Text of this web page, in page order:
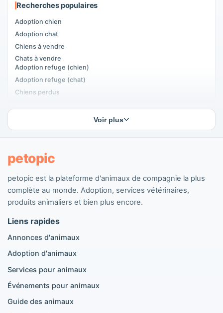
Recherches populaires
Adoption chien
Adoption chat
Chiens à vendre
Chats à vendre
Adoption refuge (chien)
Adoption refuge (chat)
Chiens perdus
Adoptants d'animaux
Chiens populaires
Annonces Maltipoo
Annonces Golden Retriever
Annonces Bouledogue Français
Annonces Chihuahua
Annonces Cane Corso
Annonces Doberman
Annonces Beagle
Voir plus
petopic
petopic est la plateforme d'animaux de compagnie la plus
complète au monde. Adoption, services vétérinaires,
produits animaliers et bien plus encore.
Liens rapides
Annonces d'animaux
Adoption d'animaux
Services pour animaux
Événements pour animaux
Guide des animaux